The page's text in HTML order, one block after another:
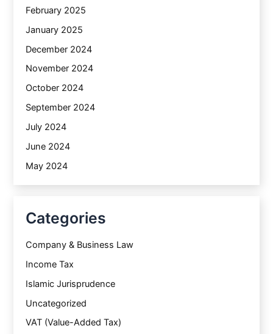
February 2025
January 2025
December 2024
November 2024
October 2024
September 2024
July 2024
June 2024
May 2024
Categories
Company & Business Law
Income Tax
Islamic Jurisprudence
Uncategorized
VAT (Value-Added Tax)